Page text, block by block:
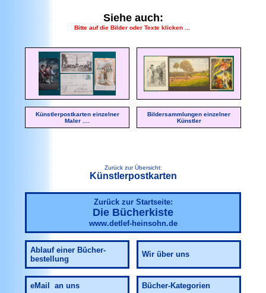
Siehe auch:
Bitte auf die Bilder oder Texte klicken ...
Künstlerpostkarten einzelner
Maler ....
Bildersammlungen einzelner
Künstler
Zurück zur Übersicht:
Künstlerpostkarten
Zurück zur Startseite:
Die Bücherkiste
www.detlef-heinsohn.de
Ablauf einer Bücher-
bestellung
Wir über uns
eMail an uns Bücher-Kategorien